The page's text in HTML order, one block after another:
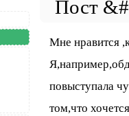
Мне нравится
повыступала
том,что